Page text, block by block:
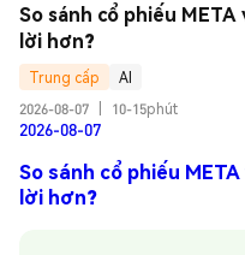
So sánh cổ phiếu
lời hơn?
Trung cấp
AI
2026-08-07
10-15phút
2026-08-07
So sánh cổ phiếu
lời hơn?